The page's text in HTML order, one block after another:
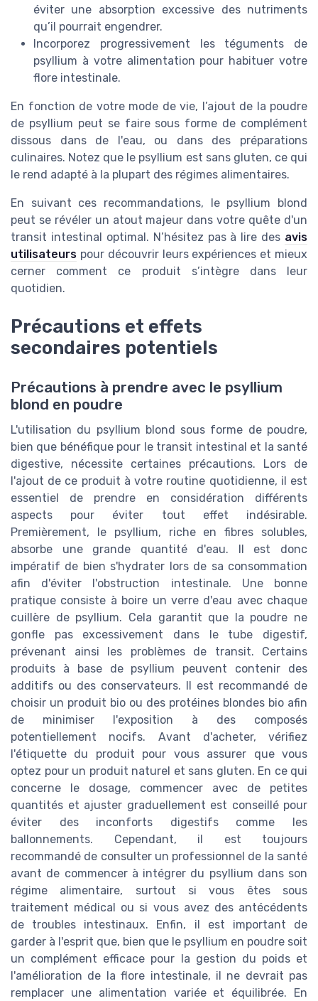
éviter une absorption excessive des nutriments
qu’il pourrait engendrer.
Incorporez progressivement les téguments de
psyllium à votre alimentation pour habituer votre
flore intestinale.
En fonction de votre mode de vie, l’ajout de la poudre
de psyllium peut se faire sous forme de complément
dissous dans de l'eau, ou dans des préparations
culinaires. Notez que le psyllium est sans gluten, ce qui
le rend adapté à la plupart des régimes alimentaires.
En suivant ces recommandations, le psyllium blond
peut se révéler un atout majeur dans votre quête d'un
transit intestinal optimal. N’hésitez pas à lire des avis
utilisateurs pour découvrir leurs expériences et mieux
cerner comment ce produit s’intègre dans leur
quotidien.
Précautions et effets
secondaires potentiels
Précautions à prendre avec le psyllium
blond en poudre
L'utilisation du psyllium blond sous forme de poudre,
bien que bénéfique pour le transit intestinal et la santé
digestive, nécessite certaines précautions. Lors de
l'ajout de ce produit à votre routine quotidienne, il est
essentiel de prendre en considération différents
aspects pour éviter tout effet indésirable.
Premièrement, le psyllium, riche en fibres solubles,
absorbe une grande quantité d'eau. Il est donc
impératif de bien s'hydrater lors de sa consommation
afin d'éviter l'obstruction intestinale. Une bonne
pratique consiste à boire un verre d'eau avec chaque
cuillère de psyllium. Cela garantit que la poudre ne
gonfle pas excessivement dans le tube digestif,
prévenant ainsi les problèmes de transit. Certains
produits à base de psyllium peuvent contenir des
additifs ou des conservateurs. Il est recommandé de
choisir un produit bio ou des protéines blondes bio afin
de minimiser l'exposition à des composés
potentiellement nocifs. Avant d'acheter, vérifiez
l'étiquette du produit pour vous assurer que vous
optez pour un produit naturel et sans gluten. En ce qui
concerne le dosage, commencer avec de petites
quantités et ajuster graduellement est conseillé pour
éviter des inconforts digestifs comme les
ballonnements. Cependant, il est toujours
recommandé de consulter un professionnel de la santé
avant de commencer à intégrer du psyllium dans son
régime alimentaire, surtout si vous êtes sous
traitement médical ou si vous avez des antécédents
de troubles intestinaux. Enfin, il est important de
garder à l'esprit que, bien que le psyllium en poudre soit
un complément efficace pour la gestion du poids et
l'amélioration de la flore intestinale, il ne devrait pas
remplacer une alimentation variée et équilibrée. En